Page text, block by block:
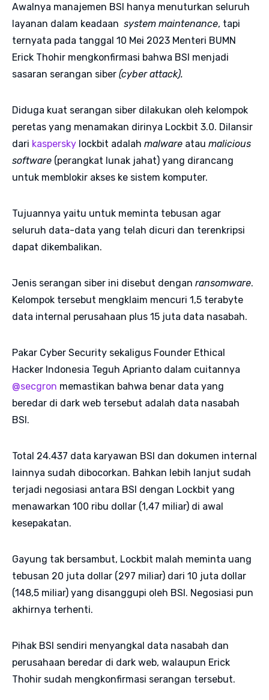
Awalnya manajemen BSI hanya menuturkan seluruh
layanan dalam keadaan system maintenance, tapi
ternyata pada tanggal 10 Mei 2023 Menteri BUMN
Erick Thohir mengkonfirmasi bahwa BSI menjadi
sasaran serangan siber (cyber attack).
Diduga kuat serangan siber dilakukan oleh kelompok
peretas yang menamakan dirinya Lockbit 3.0. Dilansir
dari kaspersky lockbit adalah malware atau malicious
software (perangkat lunak jahat) yang dirancang
untuk memblokir akses ke sistem komputer.
Tujuannya yaitu untuk meminta tebusan agar
seluruh data-data yang telah dicuri dan terenkripsi
dapat dikembalikan.
Jenis serangan siber ini disebut dengan ransomware.
Kelompok tersebut mengklaim mencuri 1,5 terabyte
data internal perusahaan plus 15 juta data nasabah.
Pakar Cyber Security sekaligus Founder Ethical
Hacker Indonesia Teguh Aprianto dalam cuitannya
@secgron memastikan bahwa benar data yang
beredar di dark web tersebut adalah data nasabah
BSI.
Total 24.437 data karyawan BSI dan dokumen internal
lainnya sudah dibocorkan. Bahkan lebih lanjut sudah
terjadi negosiasi antara BSI dengan Lockbit yang
menawarkan 100 ribu dollar (1,47 miliar) di awal
kesepakatan.
Gayung tak bersambut, Lockbit malah meminta uang
tebusan 20 juta dollar (297 miliar) dari 10 juta dollar
(148,5 miliar) yang disanggupi oleh BSI. Negosiasi pun
akhirnya terhenti.
Pihak BSI sendiri menyangkal data nasabah dan
perusahaan beredar di dark web, walaupun Erick
Thohir sudah mengkonfirmasi serangan tersebut.